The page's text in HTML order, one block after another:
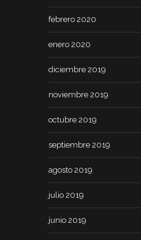
febrero 2020
enero 2020
diciembre 2019
noviembre 2019
octubre 2019
septiembre 2019
agosto 2019
julio 2019
junio 2019